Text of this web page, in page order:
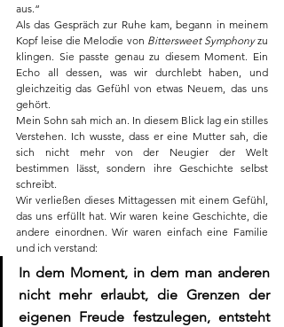
aus.“
Als das Gespräch zur Ruhe kam, begann in meinem
Kopf leise die Melodie von Bittersweet Symphony zu
klingen. Sie passte genau zu diesem Moment. Ein
Echo all dessen, was wir durchlebt haben, und
gleichzeitig das Gefühl von etwas Neuem, das uns
gehört.
Mein Sohn sah mich an. In diesem Blick lag ein stilles
Verstehen. Ich wusste, dass er eine Mutter sah, die
sich nicht mehr von der Neugier der Welt
bestimmen lässt, sondern ihre Geschichte selbst
schreibt.
Wir verließen dieses Mittagessen mit einem Gefühl,
das uns erfüllt hat. Wir waren keine Geschichte, die
andere einordnen. Wir waren einfach eine Familie
und ich verstand:
In dem Moment, in dem man anderen
nicht mehr erlaubt, die Grenzen der
eigenen Freude festzulegen, entsteht